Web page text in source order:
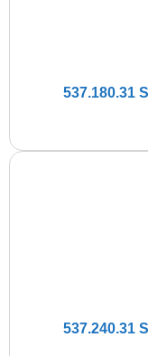
537.180.31
537.240.31